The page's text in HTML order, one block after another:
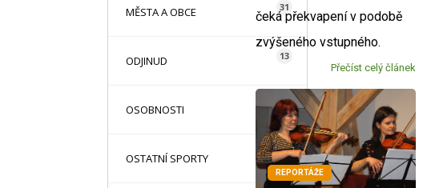
MĚSTA A OBCE 31
ODJINUD 13
OSOBNOSTI 42
OSTATNÍ SPORTY 71
čeká překvapení v podobě
zvýšeného vstupného.
Přečíst celý článek
REPORTÁŽE